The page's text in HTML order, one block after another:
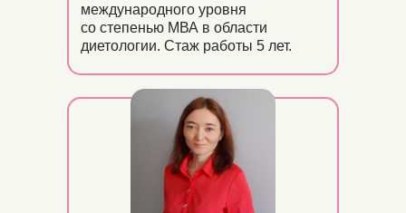
международного уровня
со степенью МВА в области
диетологии. Стаж работы 5 лет.